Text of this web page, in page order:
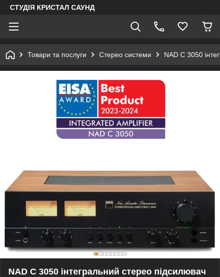
СТУДІЯ КРИСТАЛ САУНД
Товари та послуги Стерео системи NAD C 3050
NAD C 3050 інтегральний стерео підсилювач